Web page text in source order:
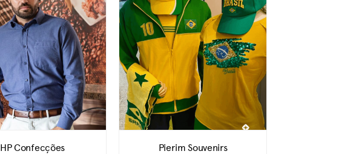
HP Confecções Pierim Souvenirs